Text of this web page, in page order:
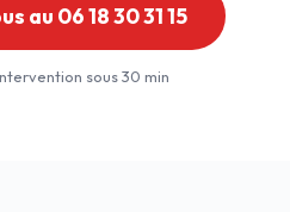
au 06 18 30 31 15
sous 30 min